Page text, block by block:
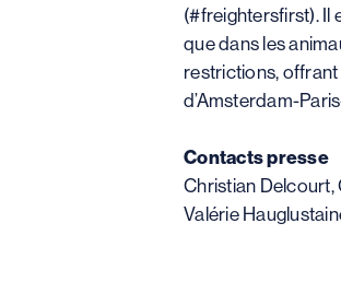
(#freightersfirst). Il
que dans les
restrictions, offrant
d’Amsterdam-
Contacts presse
Christian Delcourt,
Valérie